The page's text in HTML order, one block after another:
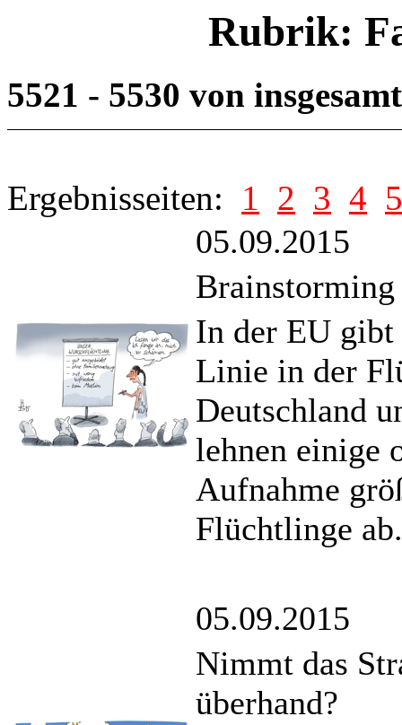
Rubrik:
5521 - 5530 von
Ergebnisseiten: 1 2 3 4 5
05.09.2015
Brainstorming
In der EU gibt
Linie in der
Deutschland
lehnen einige
Aufnahme
Flüchtlinge ab.
05.09.2015
Nimmt das
überhand?